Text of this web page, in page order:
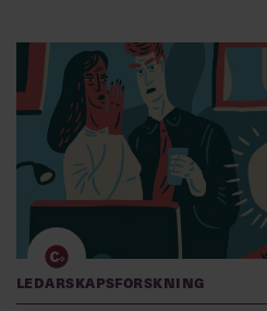
Ledarskapsforskning